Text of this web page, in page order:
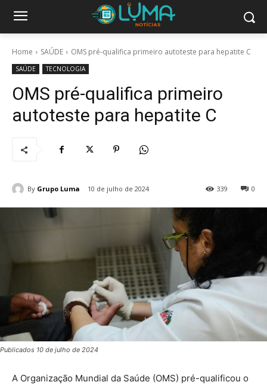
Home SAÚDE OMS pré-qualifica primeiro autoteste para hepatite C
SAÚDE TECNOLOGIA
OMS pré-qualifica primeiro
autoteste para hepatite C
By Grupo Luma 10 de julho de 2024 0
339
Publicados 10 de julho de 2024
A Organização Mundial da Saúde (OMS) pré-qualificou o